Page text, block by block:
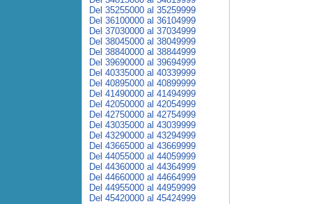
Del 35255000 al 35259999
Del 36100000 al 36104999
Del 37030000 al 37034999
Del 38045000 al 38049999
Del 38840000 al 38844999
Del 39690000 al 39694999
Del 40335000 al 40339999
Del 40895000 al 40899999
Del 41490000 al 41494999
Del 42050000 al 42054999
Del 42750000 al 42754999
Del 43035000 al 43039999
Del 43290000 al 43294999
Del 43665000 al 43669999
Del 44055000 al 44059999
Del 44360000 al 44364999
Del 44660000 al 44664999
Del 44955000 al 44959999
Del 45420000 al 45424999